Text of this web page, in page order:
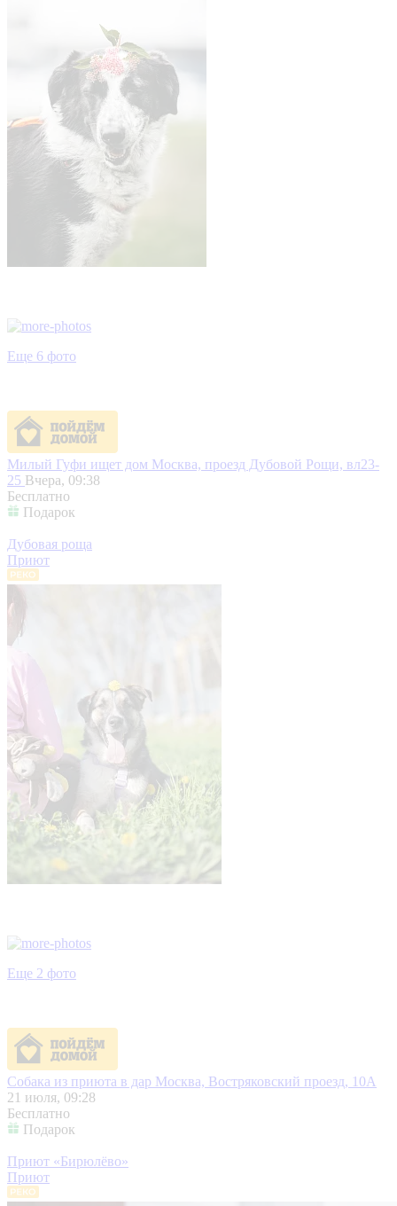
Еще 6 фото
Милый Гуфи ищет дом Москва, проезд Дубовой Рощи, вл23-
25 Вчера, 09:38
Бесплатно
Подарок
Дубовая роща
Приют
Еще 2 фото
Собака из приюта в дар Москва, Востряковский проезд, 10А
21 июля, 09:28
Бесплатно
Подарок
Приют «Бирюлёво»
Приют